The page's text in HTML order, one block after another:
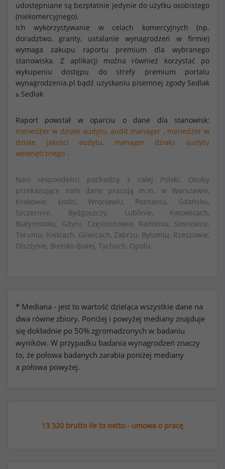
udostępniane są bezpłatnie jedynie do użytku osobistego
(niekomercyjnego).
Ich wykorzystywanie w celach komercyjnych (np.
doradztwo, granty, ustalanie wynagrodzeń w firmie)
wymaga zakupu raportu premium dla wybranego
stanowiska. Z aplikacji można również korzystać po
wykupeniu dostępu do strefy premium portalu
wynagrodzenia.pl bądź uzyskaniu pisemnej zgody Sedlak
& Sedlak
Raport powstał w oparciu o dane dla stanowisk:
menedżer w dziale audytu, audit manager , menedżer w
dziale jakości audytu,
manager działu audytu
wewnętrznego .
Nasi respondenci pochodzą z całej Polski. Osoby
przekazujące nam dane pracują m.in. w Warszawie,
Krakowie, Łodzi, Wrocławiu, Poznaniu, Gdańsku,
Szczecinie, Bydgoszczy, Lublinie, Katowicach,
Białymstoku, Gdyni, Częstochowie, Radomiu, Sosnowcu,
Toruniu, Kielcach, Gliwicach, Zabrzu, Bytomiu, Rzeszowie,
Olsztynie, Bielsko-Białej, Tychach, Opolu.
* Mediana - jest to wartość dzieląca wszystkie dane na
dwa równe zbiory. Poniżej i powyżej mediany znajduje
się dokładnie po 50% zgromadzonych w badaniu
wyników. W przypadku badania wynagrodzeń znaczy
to, że połowa badanych zarabia poniżej mediany
a połowa powyżej.
13 320 brutto ile to netto - umowa o pracę